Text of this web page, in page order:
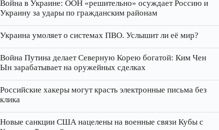
Война в Украине: ООН «решительно» осуждает Россию и
Украину за удары по гражданским районам
Украина умоляет о системах ПВО. Услышит ли её мир?
Война Путина делает Северную Корею богатой: Ким Чен
Ын зарабатывает на оружейных сделках
Российские хакеры могут красть электронные письма без
клика
Новые санкции США нацелены на военные связи Кубы с